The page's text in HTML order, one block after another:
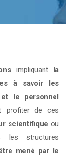
impliquant la
à savoir les
et le personnel
profiter de ces
scientifique ou
structures
mené par le